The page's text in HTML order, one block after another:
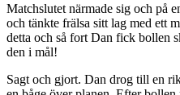
Matchslutet närmade sig och på
och tänkte frälsa sitt lag med ett
detta och så fort Dan fick bollen
den i mål!
Sagt och gjort. Dan drog till en